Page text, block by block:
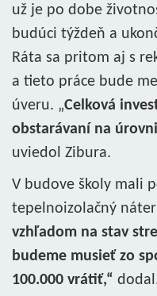
už je po dobe
budúci týždeň a
Ráta sa pritom aj s
a tieto práce bude
úveru. „Celková
obstarávaní na
uviedol Zibura.
V budove školy mali
tepelnoizolačný
vzhľadom na stav
budeme musieť zo
100.000 vrátiť,“